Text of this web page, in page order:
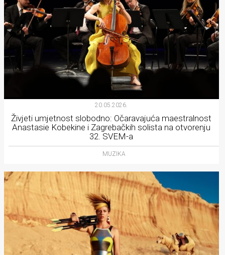
20.05.2026.
Živjeti umjetnost slobodno: Očaravajuća maestralnost
Anastasie Kobekine i Zagrebačkih solista na otvorenju
32. SVEM-a
MUZIKA